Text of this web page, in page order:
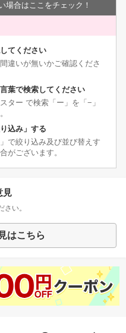
場合はここをチェック！
てください
違いが無いかご確認くださ
葉で検索してください
ー で検索「ー」を「−」
込み」する
で絞り込み及び並び替えす
がございます。
見
い。
はこちら